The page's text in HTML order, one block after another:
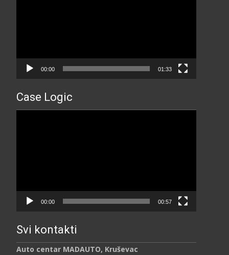
00:00 01:33
Case Logic
00:00 00:57
Svi kontakti
Auto centar MADAUTO, Kruševac